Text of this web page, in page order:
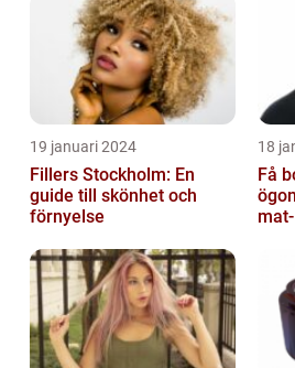
19 januari 2024
Fillers Stockholm: En
guide till skönhet och
förnyelse
18
Få